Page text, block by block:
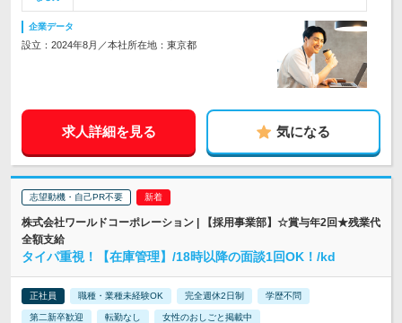
企業データ
設立：2024年8月／本社所在地：東京都
求人詳細を見る 気になる
志望動機・自己PR不要
株式会社ワールドコーポレーション | 【採用事業部】☆賞与年2回★残業代
全額支給
タイパ重視！【在庫管理】/18時以降の面談1回OK！/kd
正社員 職種・業種未経験OK 完全週休2日制 学歴不問
第二新卒歓迎 転勤なし 女性のおしごと掲載中